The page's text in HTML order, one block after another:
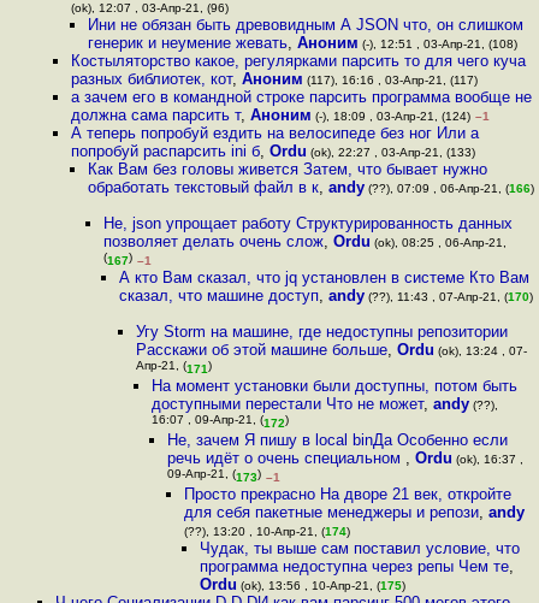
(ok), 12:07 , 03-Апр-21, (96)
Ини не обязан быть древовидным А JSON что, он слишком
генерик и неумение жевать, Аноним (-), 12:51 , 03-Апр-21, (108)
Костыляторство какое, регулярками парсить то для чего куча
разных библиотек, кот,Аноним (117), 16:16 , 03-Апр-21, (117)
а зачем его в командной строке парсить программа вообще не
должна сама парсить т,Аноним (-), 18:09 , 03-Апр-21, (124) –1
А теперь попробуй ездить на велосипеде без ног Или а
попробуй распарсить ini б,Ordu (ok), 22:27 , 03-Апр-21, (133)
Как Вам без головы живется Затем, что бывает нужно
обработать текстовый файл в к, andy(??), 07:09 , 06-Апр-21, (166)
Не, json упрощает работу Структурированность данных
позволяет делать очень слож, Ordu (ok), 08:25 , 06-Апр-21,
(167) –1
А кто Вам сказал, что jq установлен в системе Кто Вам
сказал, что машине доступ,andy (??), 11:43 , 07-Апр-21, (170)
Угу Storm на машине, где недоступны репозитории
Расскажи об этой машине больше, Ordu (ok), 13:24 , 07-
Апр-21, (171)
На момент установки были доступны, потом быть
доступными перестали Что не может, andy(??),
16:07 , 09-Апр-21, (172)
Не, зачем Я пишу в local binДа Особенно если
речь идёт о очень специальном ,Ordu (ok), 16:37 ,
09-Апр-21, (173) –1
Просто прекрасно На дворе 21 век, откройте
для себя пакетные менеджеры и репози, andy
(??), 13:20 , 10-Апр-21, (174)
Чудак, ты выше сам поставил условие, что
программа недоступна через репы Чем те,
Ordu (ok), 13:56 , 10-Апр-21, (175)